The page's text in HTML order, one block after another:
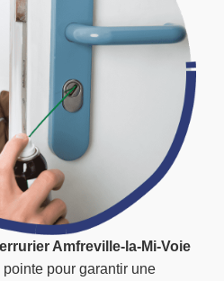
Amfreville-la-Mi-Voie
pour garantir une